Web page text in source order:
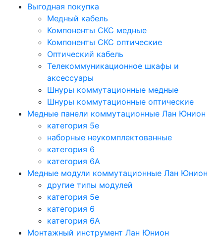
Выгодная покупка
Медный кабель
Компоненты СКС медные
Компоненты СКС оптические
Оптический кабель
Телекоммуникационное шкафы и
аксессуары
Шнуры коммутационные медные
Шнуры коммутационные оптические
Медные панели коммутационные Лан Юнион
категория 5e
наборные неукомплектованные
категория 6
категория 6A
Медные модули коммутационные Лан Юнион
другие типы модулей
категория 5е
категория 6
категория 6A
Монтажный инструмент Лан Юнион